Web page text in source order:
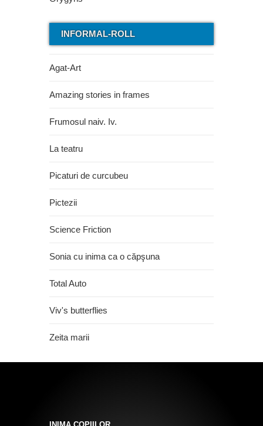
INFORMAL-ROLL
Agat-Art
Amazing stories in frames
Frumosul naiv. Iv.
La teatru
Picaturi de curcubeu
Pictezii
Science Friction
Sonia cu inima ca o căpşuna
Total Auto
Viv's butterflies
Zeita marii